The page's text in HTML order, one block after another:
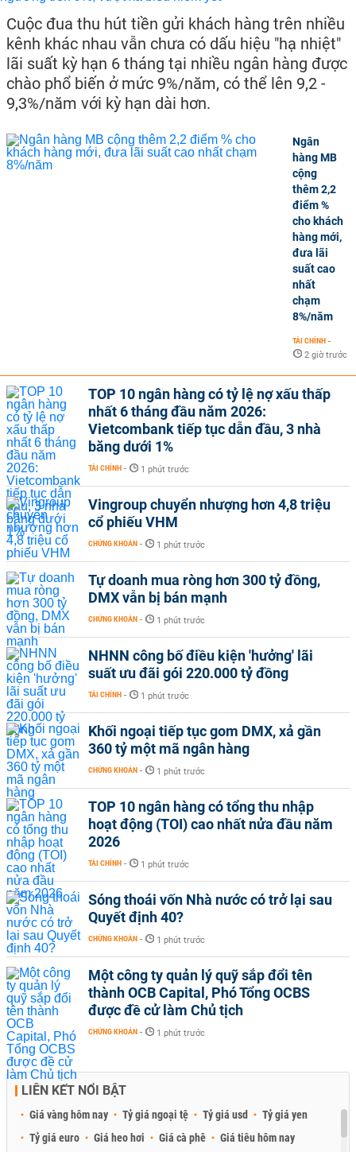
Cuộc đua thu hút tiền gửi khách hàng trên nhiều
kênh khác nhau vẫn chưa có dấu hiệu "hạ nhiệt"
lãi suất kỳ hạn 6 tháng tại nhiều ngân hàng được
chào phổ biến ở mức 9%/năm, có thể lên 9,2 -
9,3%/năm với kỳ hạn dài hơn.
Ngân
hàng MB
cộng
thêm 2,2
điểm %
cho khách
hàng mới,
đưa lãi
suất cao
nhất
chạm
8%/năm
TÀI CHÍNH -
2 giờ trước
TOP 10 ngân hàng có tỷ lệ nợ xấu thấp
nhất 6 tháng đầu năm 2026:
Vietcombank tiếp tục dẫn đầu, 3 nhà
băng dưới 1%
TÀI CHÍNH - 1 phút trước
Vingroup chuyển nhượng hơn 4,8 triệu
cổ phiếu VHM
CHỨNG KHOÁN - 1 phút trước
Tự doanh mua ròng hơn 300 tỷ đồng,
DMX vẫn bị bán mạnh
CHỨNG KHOÁN - 1 phút trước
NHNN công bố điều kiện 'hưởng' lãi
suất ưu đãi gói 220.000 tỷ đồng
TÀI CHÍNH - 1 phút trước
Khối ngoại tiếp tục gom DMX, xả gần
360 tỷ một mã ngân hàng
CHỨNG KHOÁN - 1 phút trước
TOP 10 ngân hàng có tổng thu nhập
hoạt động (TOI) cao nhất nửa đầu năm
2026
TÀI CHÍNH - 1 phút trước
Sóng thoái vốn Nhà nước có trở lại sau
Quyết định 40?
CHỨNG KHOÁN - 1 phút trước
Một công ty quản lý quỹ sắp đổi tên
thành OCB Capital, Phó Tổng OCBS
được đề cử làm Chủ tịch
CHỨNG KHOÁN - 1 phút trước
LIÊN KẾT NỔI BẬT
Giá vàng hôm nay Tỷ giá ngoại tệ Tỷ giá usd
Tỷ giá yen
Tỷ giá euro
Giá heo hơi Giá cà phê Giá tiêu hôm nay